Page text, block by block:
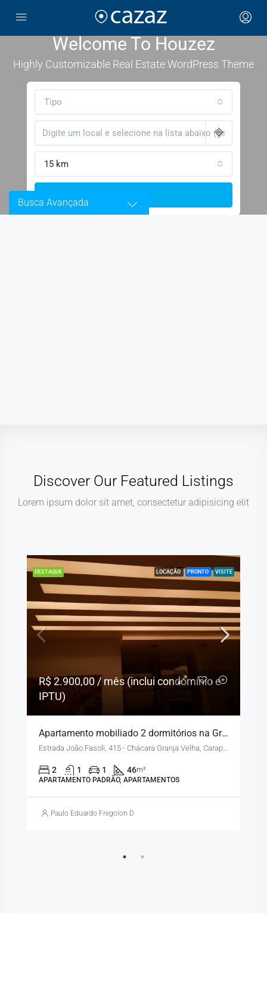
Welcome To Houzez
Highly Customizable Real Estate WordPress Theme
Tipo
15 km
Busca Avançada
Discover Our Featured Listings
Lorem ipsum dolor sit amet, consectetur adipisicing elit
DESTAQUE LOCAÇÃO PRONTO VISITE
R$ 2.900,00 / mês (inclui condomínio e
IPTU)
Apartamento mobiliado 2 dormitórios na Granja Viana
2 1 1 46m²
APARTAMENTO PADRÃO, APARTAMENTOS
Paulo Eduardo Fregolon De Pietro